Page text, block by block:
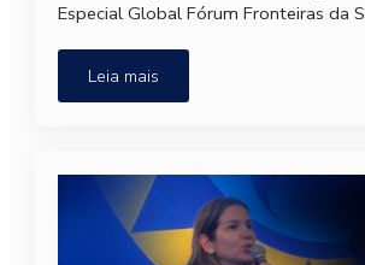
Especial Global Fórum Fronteiras da
Leia mais